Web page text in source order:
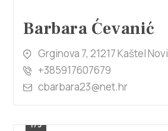
Barbara Ćevanić
Grginova 7, 21217 Kaštel Novi
+385917607679
cbarbara23@net.hr
1/3